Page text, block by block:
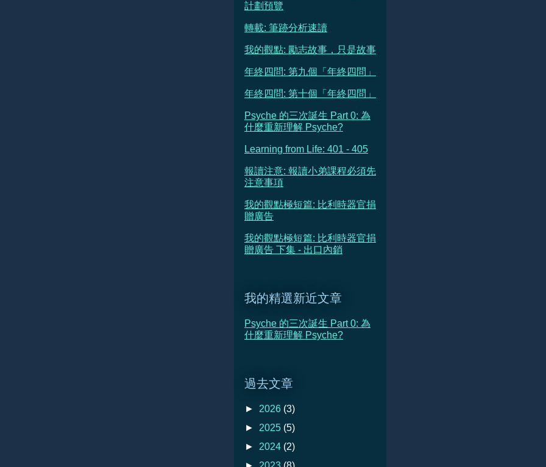
計劃預覽
轉載: 筆跡分析速讀
我的觀點: 勵志故事，只是故事
年終四問: 第九個「年終四問」
年終四問: 第十個「年終四問」
Psyche 的三次誕生 Part 0: 為
什麼重新理解 Psyche?
Learning from Life: 401 - 405
報讀注意: 報讀小弟課程必須先
注意事項
我的觀點極短篇: 比利時器官捐
贈廣告
我的觀點極短篇: 比利時器官捐
贈廣告 下集 - 出口內銷
我的精選新近文章
Psyche 的三次誕生 Part 0: 為
什麼重新理解 Psyche?
過去文章
► 2026 (3)
► 2025 (5)
► 2024 (2)